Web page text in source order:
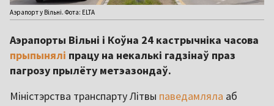
Аэрапорт у Вільні. Фота: ELTA
Аэрапорты Вільні і Коўна 24 кастрычніка часова
прыпынялі працу на некалькі гадзінаў праз
пагрозу прылёту метэазондаў.
Міністэрства транспарту Літвы паведамляла аб